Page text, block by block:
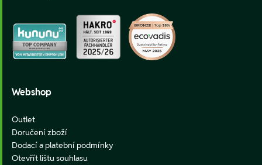
Webshop
Outlet
Doručení zboží
Dodací a platební podmínky
Otevřít lištu souhlasu